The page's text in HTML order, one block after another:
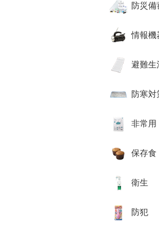
防災備
情報機
避難生
防寒対
非常用
保存食
衛生
防犯